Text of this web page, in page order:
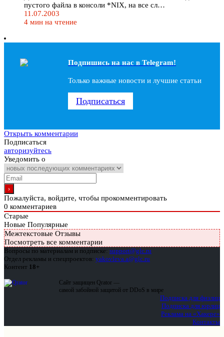
пустого файла в консоли *NIX, на все сл…
11.07.2003
4 мин на чтение
Подпишись на наc в Telegram!
Только важные новости и лучшие статьи
Подписаться
Открыть комментарии
Подписаться
авторизуйтесь
Уведомить о
Пожалуйста, войдите, чтобы прокомментировать
0 комментариев
Старые
Новые Популярные
Межтекстовые Отзывы
Посмотреть все комментарии
Вопросы по материалам и подписке: support@glc.ru
Отдел рекламы и спецпроектов: yakovleva.a@glc.ru
Контент 18+
Сайт защищен Qrator —
самой забойной защитой от DDoS в мире
Подписка для физлиц
Подписка для юрлиц
Реклама на «Хакере»
Контакты